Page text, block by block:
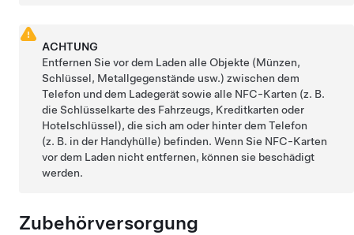
ACHTUNG
Entfernen Sie vor dem Laden alle Objekte (Münzen,
Schlüssel, Metallgegenstände usw.) zwischen dem
Telefon und dem Ladegerät sowie alle NFC-Karten (z. B.
die Schlüsselkarte des Fahrzeugs, Kreditkarten oder
Hotelschlüssel), die sich am oder hinter dem Telefon
(z. B. in der Handyhülle) befinden. Wenn Sie NFC-Karten
vor dem Laden nicht entfernen, können sie beschädigt
werden.
Zubehörversorgung